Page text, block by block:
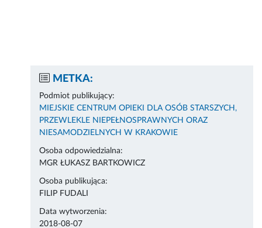
METKA:
Podmiot publikujący:
MIEJSKIE CENTRUM OPIEKI DLA OSÓB STARSZYCH,
PRZEWLEKLE NIEPEŁNOSPRAWNYCH ORAZ
NIESAMODZIELNYCH W KRAKOWIE
Osoba odpowiedzialna:
MGR ŁUKASZ BARTKOWICZ
Osoba publikująca:
FILIP FUDALI
Data wytworzenia:
2018-08-07